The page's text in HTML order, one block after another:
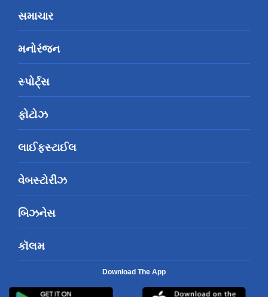
સમાચાર
મનોરંજન
સ્પોર્ટ્સ
ફોટોઝ
લાઈફસ્ટાઈલ
વેબસ્ટોરીઝ
બિઝનેસ
કૉલમ
Download The App